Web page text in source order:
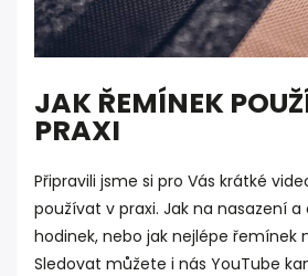
JAK ŘEMÍNEK
PRAXI
Připravili jsme si pro Vás krátké
používat v praxi. Jak na nasazení
hodinek, nebo jak nejlépe řemínek
Sledovat můžete i nás YouTube